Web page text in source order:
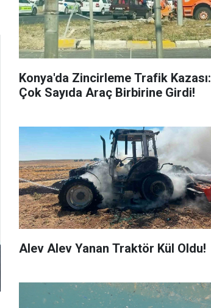
Konya'da Zincirleme Trafik Kazası:
Çok Sayıda Araç Birbirine Girdi!
Alev Alev Yanan Traktör Kül Oldu!